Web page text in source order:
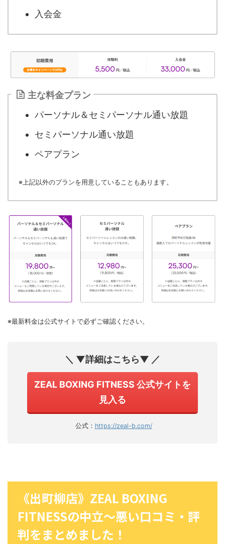
入会金
主な料金プラン
パーソナル＆セミパーソナル通い放題
セミパーソナル通い放題
ペアプラン
※上記以外のプランを用意していることもあります。
※最新料金は公式サイトで必ずご確認ください。
＼ ▼詳細はこちら▼ ／
ZEAL BOXING FITNESS 公式サイトを
見入る
公式： https://zeal-b.com/
《出町柳店》ZEAL BOXING
FITNESSの中立〜悪い口コミ・評
判をまとめました！